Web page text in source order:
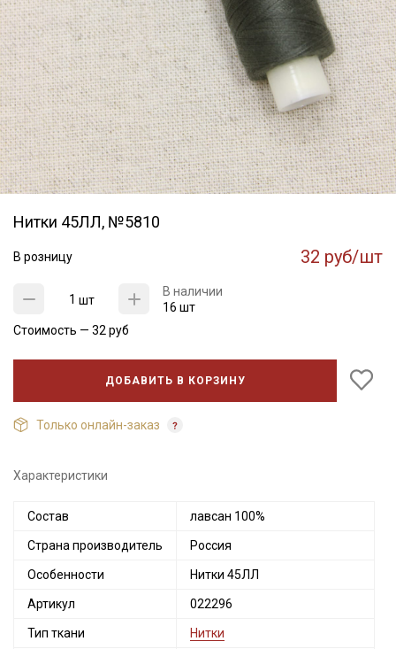
Нитки 45ЛЛ, №5810
В розницу 32 руб/шт
шт
В наличии
16 шт
Стоимость — 32руб
ДОБАВИТЬ В КОРЗИНУ
Только онлайн-заказ
Характеристики
Состав лавсан 100%
Страна производитель Россия
Особенности Нитки 45ЛЛ
Артикул 022296
Тип ткани Нитки
Мы публикуем здесь дополнительные
категории тканей